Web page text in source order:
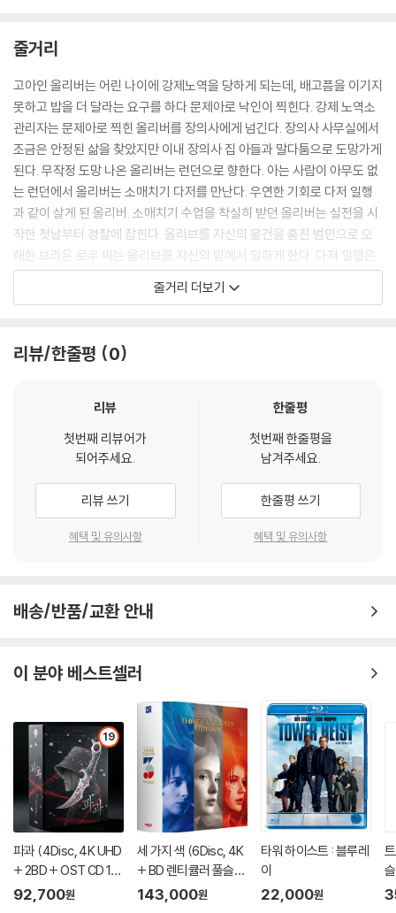
줄거리
고아인 올리버는 어린 나이에 강제노역을 당하게 되는데, 배고픔을 이기지
못하고 밥을 더 달라는 요구를 하다 문제아로 낙인이 찍힌다. 강제 노역소
관리자는 문제아로 찍힌 올리버를 장의사에게 넘긴다. 장의사 사무실에서
조금은 안정된 삶을 찾았지만 이내 장의사 집 아들과 말다툼으로 도망가게
된다. 무작정 도망 나온 올리버는 런던으로 향한다. 아는 사람이 아무도 없
는 런던에서 올리버는 소매치기 다저를 만난다. 우연한 기회로 다저 일행
과 같이 살게 된 올리버. 소매치기 수업을 착실히 받던 올리버는 실전을 시
작한 첫날부터 경찰에 잡힌다. 올리브를 자신의 물건을 훔친 범인으로 오
해한 브라운 로우 씨는 올리브를 자신의 밑에서 일하게 한다. 다저 일행은
올리버가 자신들의 정체를 밝힐까 두려워 올리버를 납치해 감금하지만, 올
리버를 불쌍히 여긴 다지 일행의 낸시는 브라운로우에게 올리버에 대한 정
줄거리 더보기
리뷰/한줄평 0
리뷰
첫번째 리뷰어가
되어주세요.
리뷰 쓰기
혜택 및 유의사항
한줄평
첫번째 한줄평을
남겨주세요.
한줄평 쓰기
혜택 및 유의사항
배송/반품/교환 안내
이 분야 베스트셀러
19
파과 (4Disc, 4K UHD
+ 2BD + OST CD 15
00장 한정 스틸북 한정
92,700원
세 가지 색 (6Disc, 4K
+ BD 렌티큘러 풀슬립
트릴로지 박스 한정판)
143,000원
타워 하이스트 : 블루레
이
22,000원
이